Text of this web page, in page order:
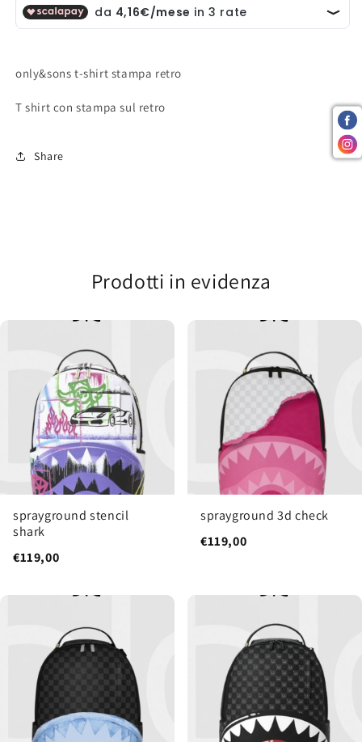
only&sons t-shirt stampa retro
T shirt con stampa sul retro
Share
Prodotti in evidenza
sprayground stencil
shark
€119,00
sprayground 3d check
€119,00